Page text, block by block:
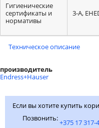
Гигиенические
сертификаты и
нормативы
3-A,
Техническое описание
производитель
Endress+Hauser
Если вы хотите купить
Позвонить:
+375 17 317-